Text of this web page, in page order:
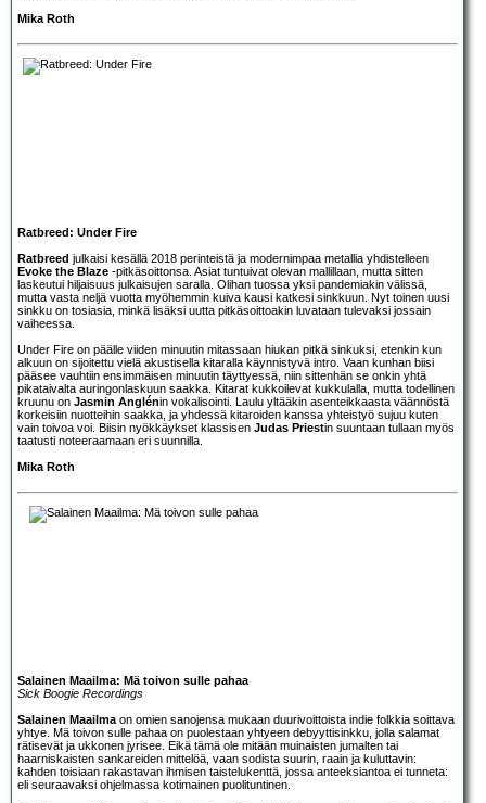
Mika Roth
Ratbreed: Under Fire
Ratbreed julkaisi kesällä 2018 perinteistä ja modernimpaa metallia yhdistelleen
Evoke the Blaze -pitkäsoittonsa. Asiat tuntuivat olevan mallillaan, mutta sitten
laskeutui hiljaisuus julkaisujen saralla. Olihan tuossa yksi pandemiakin välissä,
mutta vasta neljä vuotta myöhemmin kuiva kausi katkesi sinkkuun. Nyt toinen uusi
sinkku on tosiasia, minkä lisäksi uutta pitkäsoittoakin luvataan tulevaksi jossain
vaiheessa.
Under Fire on päälle viiden minuutin mitassaan hiukan pitkä sinkuksi, etenkin kun
alkuun on sijoitettu vielä akustisella kitaralla käynnistyvä intro. Vaan kunhan biisi
pääsee vauhtiin ensimmäisen minuutin täyttyessä, niin sittenhän se onkin yhtä
pikataivalta auringonlaskuun saakka. Kitarat kukkoilevat kukkulalla, mutta todellinen
kruunu on Jasmin Anglénin vokalisointi. Laulu yltääkin asenteikkaasta väännöstä
korkeisiin nuotteihin saakka, ja yhdessä kitaroiden kanssa yhteistyö sujuu kuten
vain toivoa voi. Biisin nyökkäykset klassisen Judas Priestin suuntaan tullaan myös
taatusti noteeraamaan eri suunnilla.
Mika Roth
Salainen Maailma: Mä toivon sulle pahaa
Sick Boogie Recordings
Salainen Maailma on omien sanojensa mukaan duurivoittoista indie folkkia soittava
yhtye. Mä toivon sulle pahaa on puolestaan yhtyeen debyyttisinkku, jolla salamat
rätisevät ja ukkonen jyrisee. Eikä tämä ole mitään muinaisten jumalten tai
haarniskaisten sankareiden mittelöä, vaan sodista suurin, raain ja kuluttavin:
kahden toisiaan rakastavan ihmisen taistelukenttä, jossa anteeksiantoa ei tunneta:
eli seuraavaksi ohjelmassa kotimainen puolituntinen.